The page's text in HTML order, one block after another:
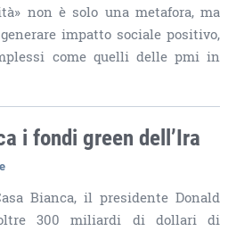
non è solo una metafora, ma
impatto sociale positivo,
come quelli delle pmi in
i fondi green dell’Ira
Bianca, il presidente Donald
300 miliardi di dollari di